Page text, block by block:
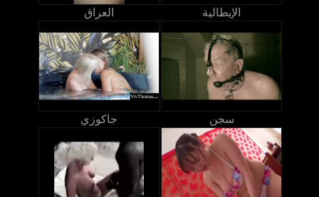
العراق الإيطالية
جاكوزي سجن